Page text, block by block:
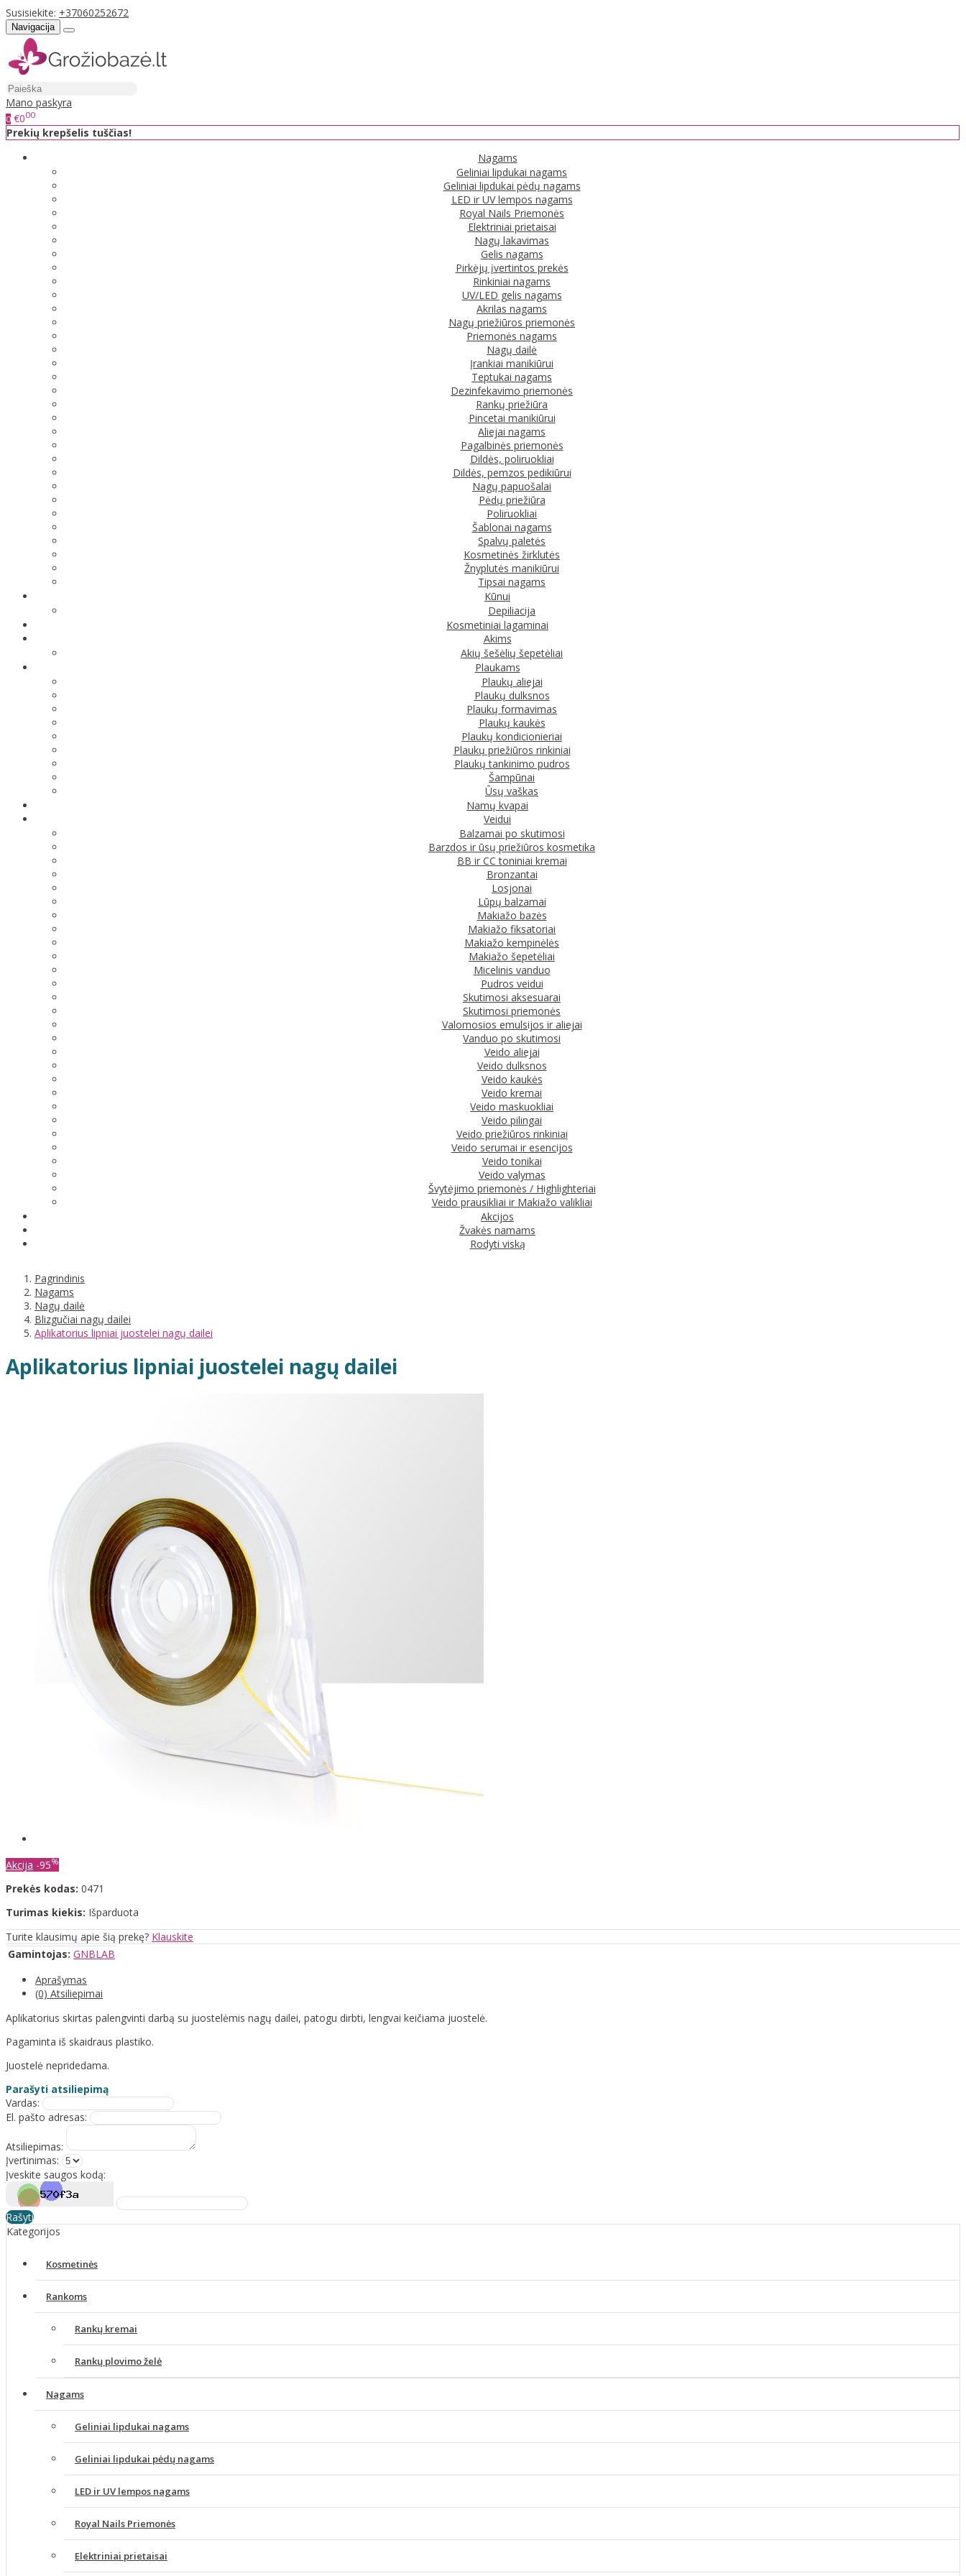
Susisiekite: +37060252672
Navigacija
Mano paskyra
0 €000
Prekių krepšelis tuščias!
Nagams
Geliniai lipdukai nagams
Geliniai lipdukai pėdų nagams
LED ir UV lempos nagams
Royal Nails Priemonės
Elektriniai prietaisai
Nagų lakavimas
Gelis nagams
Pirkėjų įvertintos prekės
Rinkiniai nagams
UV/LED gelis nagams
Akrilas nagams
Nagų priežiūros priemonės
Priemonės nagams
Nagų dailė
Įrankiai manikiūrui
Teptukai nagams
Dezinfekavimo priemonės
Rankų priežiūra
Pincetai manikiūrui
Aliejai nagams
Pagalbinės priemonės
Dildės, poliruokliai
Dildės, pemzos pedikiūrui
Nagų papuošalai
Pėdų priežiūra
Poliruokliai
Šablonai nagams
Spalvų paletės
Kosmetinės žirklutės
Žnyplutės manikiūrui
Tipsai nagams
Kūnui
Depiliacija
Kosmetiniai lagaminai
Akims
Akių šešėlių šepetėliai
Plaukams
Plaukų aliejai
Plaukų dulksnos
Plaukų formavimas
Plaukų kaukės
Plaukų kondicionieriai
Plaukų priežiūros rinkiniai
Plaukų tankinimo pudros
Šampūnai
Ūsų vaškas
Namų kvapai
Veidui
Balzamai po skutimosi
Barzdos ir ūsų priežiūros kosmetika
BB ir CC toniniai kremai
Bronzantai
Losjonai
Lūpų balzamai
Makiažo bazės
Makiažo fiksatoriai
Makiažo kempinėlės
Makiažo šepetėliai
Micelinis vanduo
Pudros veidui
Skutimosi aksesuarai
Skutimosi priemonės
Valomosios emulsijos ir aliejai
Vanduo po skutimosi
Veido aliejai
Veido dulksnos
Veido kaukės
Veido kremai
Veido maskuokliai
Veido pilingai
Veido priežiūros rinkiniai
Veido serumai ir esencijos
Veido tonikai
Veido valymas
Švytėjimo priemonės / Highlighteriai
Veido prausikliai ir Makiažo valikliai
Akcijos
Žvakės namams
Rodyti viską
Pagrindinis
Nagams
Nagų dailė
Blizgučiai nagų dailei
Aplikatorius lipniai juostelei nagų dailei
Aplikatorius lipniai juostelei nagų dailei
Akcija -95%
Prekės kodas: 0471
Turimas kiekis: Išparduota
Turite klausimų apie šią prekę? Klauskite
Gamintojas: GNBLAB
Aprašymas
(0) Atsiliepimai
Aplikatorius skirtas palengvinti darbą su juostelėmis nagų dailei, patogu dirbti, lengvai keičiama juostelė.
Pagaminta iš skaidraus plastiko.
Juostelė nepridedama.
Parašyti atsiliepimą
Vardas:
El. pašto adresas:
Atsiliepimas:
Įvertinimas:
Įveskite saugos kodą:
Rašyti
Kategorijos
Kosmetinės
Rankoms
Rankų kremai
Rankų plovimo želė
Nagams
Geliniai lipdukai nagams
Geliniai lipdukai pėdų nagams
LED ir UV lempos nagams
Royal Nails Priemonės
Elektriniai prietaisai